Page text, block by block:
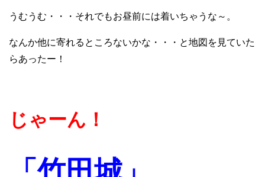
うむうむ・・・それでもお昼前には着いちゃうな～。
なんか他に寄れるところないかな・・・と地図を見ていた
らあったー！
じゃーん！